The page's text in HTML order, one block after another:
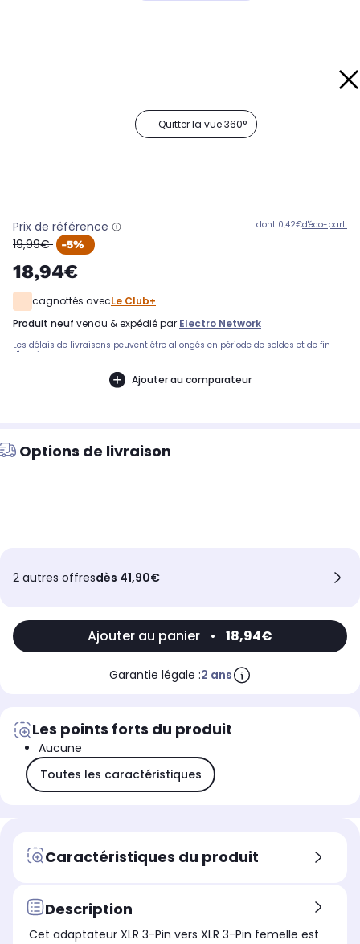
Quitter la vue 360°
Prix de référence
oldPrice
19,99€ -5%
18,94€
dont 0,42€d'éco-part.
cagnottés avecLe Club+
produit neuf vendu & expédié par Electro Network
Les délais de livraisons peuvent être allongés en période de soldes et de fin
d'année.
Ajouter au comparateur
Options de livraison
2 autres offresdès 41,90€
Ajouter au panier • 18,94€
Garantie légale :2 ans
Les points forts du produit
Aucune
Toutes les caractéristiques
Caractéristiques du produit
Description
Cet adaptateur XLR 3-Pin vers XLR 3-Pin femelle est